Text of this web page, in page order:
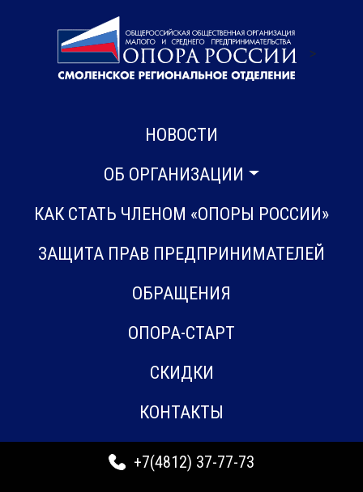
+7(4812) 37-77-73
>
НОВОСТИ
ОБ ОРГАНИЗАЦИИ
КАК СТАТЬ ЧЛЕНОМ «ОПОРЫ РОССИИ»
ЗАЩИТА ПРАВ ПРЕДПРИНИМАТЕЛЕЙ
ОБРАЩЕНИЯ
ОПОРА-СТАРТ
СКИДКИ
КОНТАКТЫ